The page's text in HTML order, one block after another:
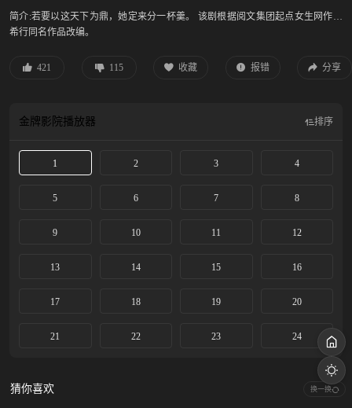
简介:若要以这天下为鼎，她定来分一杯羹。 该剧根据阅文集团起点女生网作者
希行同名作品改编。
421 115 收藏 报错 分享
金牌影院播放器 排序
1 2 3 4
5 6 7 8
9 10 11 12
13 14 15 16
17 18 19 20
21 22 23 24
猜你喜欢 换一换